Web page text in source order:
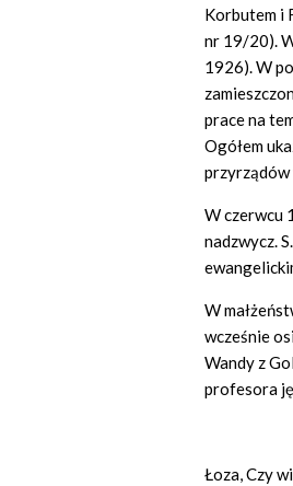
Korbutem i
nr 19/20).
1926). W
prace na
Ogółem
przyrządów
W czerwcu
nadzwycz.
W
wcześnie
Wandy z
profesora
Łoza, Czy